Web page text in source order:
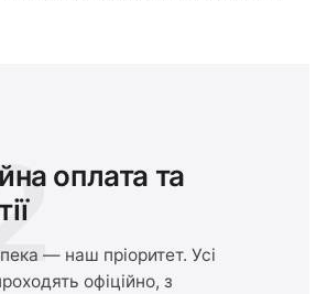
оплата та
— наш пріоритет. Усі
офіційно, з